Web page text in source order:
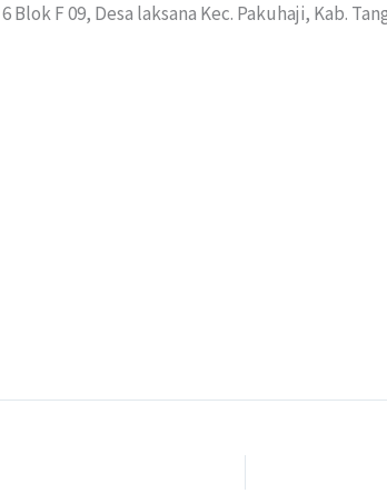
F 09, Desa laksana Kec. Pakuhaji, Kab.